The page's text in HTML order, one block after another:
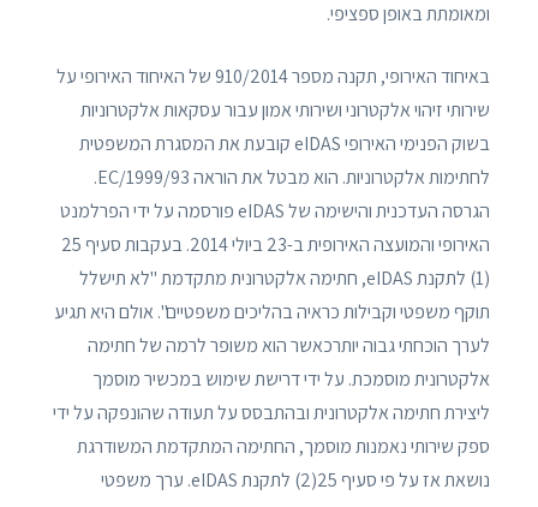
ומאומתת באופן ספציפי.
באיחוד האירופי, תקנה מספר 910/2014 של האיחוד האירופי על
שירותי זיהוי אלקטרוני ושירותי אמון עבור עסקאות אלקטרוניות
בשוק הפנימי האירופי eIDAS קובעת את המסגרת המשפטית
לחתימות אלקטרוניות. הוא מבטל את הוראה 1999/93/EC.
הגרסה העדכנית והישימה של eIDAS פורסמה על ידי הפרלמנט
האירופי והמועצה האירופית ב-23 ביולי 2014. בעקבות סעיף 25
(1) לתקנת eIDAS, חתימה אלקטרונית מתקדמת "לא תישלל
תוקף משפטי וקבילות כראיה בהליכים משפטיים". אולם היא תגיע
לערך הוכחתי גבוה יותרכאשר הוא משופר לרמה של חתימה
אלקטרונית מוסמכת. על ידי דרישת שימוש במכשיר מוסמך
ליצירת חתימה אלקטרונית ובהתבסס על תעודה שהונפקה על ידי
ספק שירותי נאמנות מוסמך, החתימה המתקדמת המשודרגת
נושאת אז על פי סעיף 25(2) לתקנת eIDAS. ערך משפטי